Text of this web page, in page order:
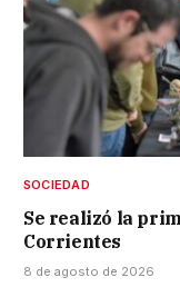
SOCIEDAD
Se realizó la
Corrientes
8 de agosto de 2026